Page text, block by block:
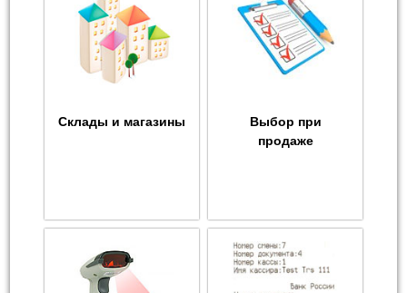
Склады и магазины
Выбор при
продаже